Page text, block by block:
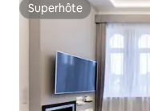
Superhôte
Superhôte